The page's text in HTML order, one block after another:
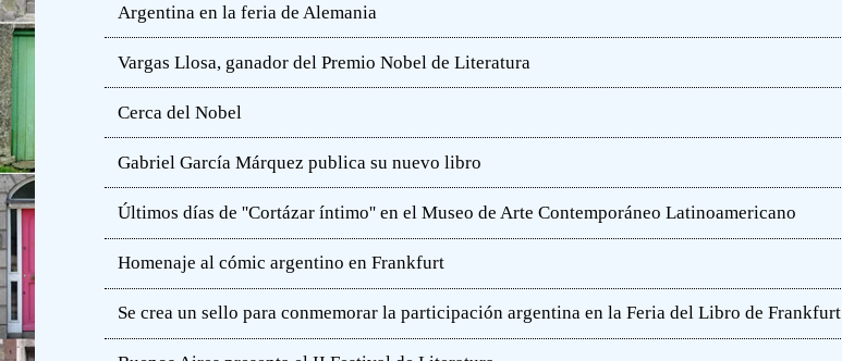
Argentina en la feria de Alemania
Vargas Llosa, ganador del Premio Nobel de Literatura
Cerca del Nobel
Gabriel García Márquez publica su nuevo libro
Últimos días de ''Cortázar íntimo'' en el Museo de Arte Contemporáneo Latinoamericano
Homenaje al cómic argentino en Frankfurt
Se crea un sello para conmemorar la participación argentina en la Feria del Libro de Frankfurt